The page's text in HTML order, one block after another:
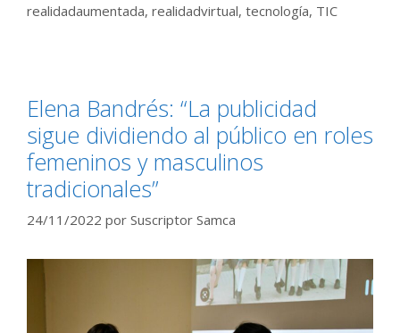
realidadaumentada, realidadvirtual, tecnología, TIC
Elena Bandrés: “La publicidad
sigue dividiendo al público en roles
femeninos y masculinos
tradicionales”
24/11/2022 por Suscriptor Samca